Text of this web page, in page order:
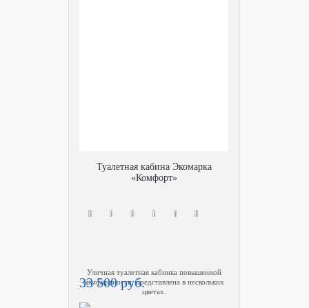
Туалетная кабина Экомарка
«Комфорт»
Уличная туалетная кабинка повышенной
комфортности, представлена в нескольких
цветах.
33 500 руб.